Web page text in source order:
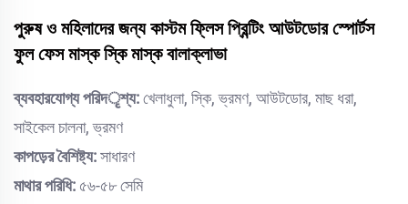
পুরুষ ও মহিলাদের জন্য কাস্টম ফ্লিস প্রিন্টিং আউটডোর স্পোর্টস
ফুল ফেস মাস্ক স্কি মাস্ক বালাক্লাভা
ব্যবহারযোগ্য পরিদृশ্য:খেলাধুলা, স্কি, ভ্রমণ, আউটডোর, মাছ ধরা,
সাইকেল চালনা, ভ্রমণ
কাপড়ের বৈশিষ্ট্য:সাধারণ
মাথার পরিধি: ৫৬-৫৮ সেমি